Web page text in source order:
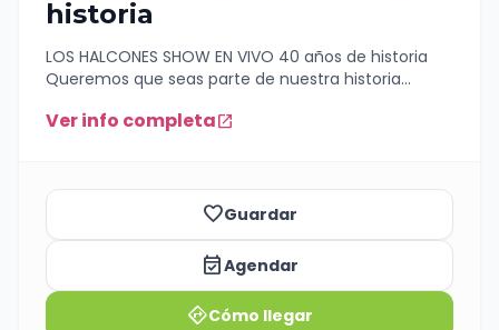
historia
LOS HALCONES SHOW EN VIVO 40 años de historia
Queremos que seas parte de nuestra historia
ENTRADAS:
Ver info completaopen_in_new
favorite_borderGuardar
event_availableAgendar
directionsCómo llegar